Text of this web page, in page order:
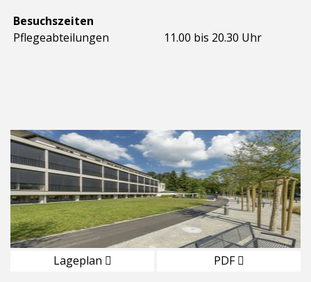
Besuchszeiten
Pflegeabteilungen
11.00 bis 20.30 Uhr
Lageplan PDF